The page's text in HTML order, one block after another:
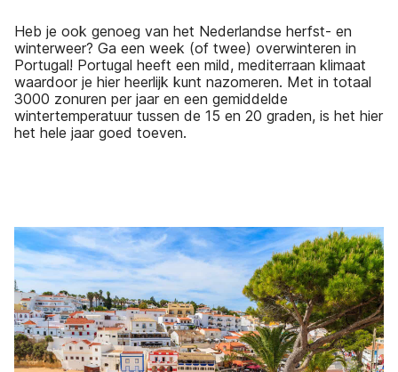
Heb je ook genoeg van het Nederlandse herfst- en
winterweer? Ga een week (of twee) overwinteren in
Portugal! Portugal heeft een mild, mediterraan klimaat
waardoor je hier heerlijk kunt nazomeren. Met in totaal
3000 zonuren per jaar en een gemiddelde
wintertemperatuur tussen de 15 en 20 graden, is het hier
het hele jaar goed toeven.